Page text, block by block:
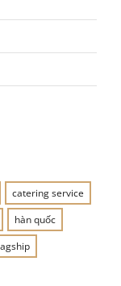
catering service
hàn quốc